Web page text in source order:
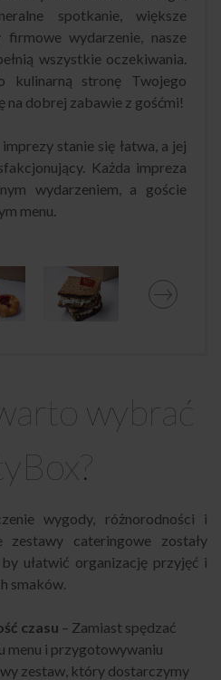
spotkanie, większe
wydarzenie, nasze
wszystkie oczekiwania.
kulinarną stronę Twojego
na dobrej zabawie z gośćmi!
stanie się łatwa, a jej
Każda impreza
wydarzeniem, a goście
menu.
wybrać
wygody, różnorodności i
zestawy cateringowe zostały
ułatwić organizację przyjęć i
smaków.
czasu – Zamiast spędzać
menu i przygotowywaniu
zestaw, który dostarczymy